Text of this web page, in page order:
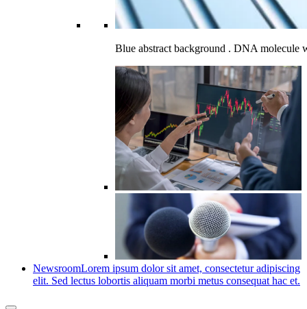
Blue abstract background . DNA molecule
NewsroomLorem ipsum dolor sit amet, consectetur adipiscing
elit. Sed lectus lobortis aliquam morbi metus consequat hac et.